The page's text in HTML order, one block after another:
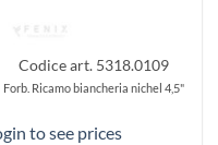
Codice art. 5318.0109
Forb. Ricamo biancheria nichel 4,5"
to see prices